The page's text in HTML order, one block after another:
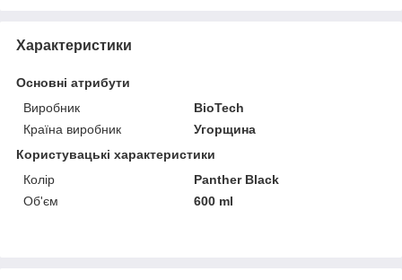
Характеристики
Основні атрибути
Виробник
BioTech
Країна виробник
Угорщина
Користувацькі характеристики
Колір
Panther Black
Об'єм
600 ml